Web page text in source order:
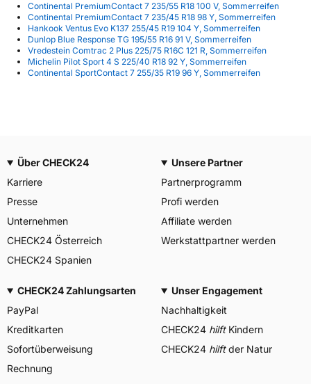
Continental PremiumContact 7 235/55 R18 100 V, Sommerreifen
Continental PremiumContact 7 235/45 R18 98 Y, Sommerreifen
Hankook Ventus Evo K137 255/45 R19 104 Y, Sommerreifen
Dunlop Blue Response TG 195/55 R16 91 V, Sommerreifen
Vredestein Comtrac 2 Plus 225/75 R16C 121 R, Sommerreifen
Michelin Pilot Sport 4 S 225/40 R18 92 Y, Sommerreifen
Continental SportContact 7 255/35 R19 96 Y, Sommerreifen
Über CHECK24
Karriere
Presse
Unternehmen
CHECK24 Österreich
CHECK24 Spanien
Unsere Partner
Partnerprogramm
Profi werden
Affiliate werden
Werkstattpartner werden
CHECK24 Zahlungsarten
PayPal
Kreditkarten
Sofortüberweisung
Rechnung
Unser Engagement
Nachhaltigkeit
CHECK24 hilftKindern
CHECK24 hilftder Natur